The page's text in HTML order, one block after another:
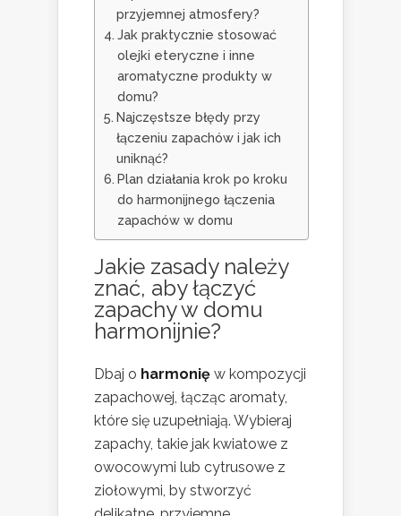
przyjemnej atmosfery?
Jak praktycznie stosować
olejki eteryczne i inne
aromatyczne produkty w
domu?
Najczęstsze błędy przy
łączeniu zapachów i jak ich
uniknąć?
Plan działania krok po kroku
do harmonijnego łączenia
zapachów w domu
Jakie zasady należy
znać, aby łączyć
zapachy w domu
harmonijnie?
Dbaj o harmonię w kompozycji
zapachowej, łącząc aromaty,
które się uzupełniają. Wybieraj
zapachy, takie jak kwiatowe z
owocowymi lub cytrusowe z
ziołowymi, by stworzyć